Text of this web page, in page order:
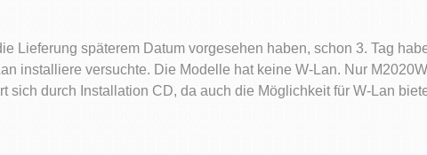
Lieferung späterem Datum vorgesehen haben, schon 3. Tag
installiere versuchte. Die Modelle hat keine W-Lan. Nur
durch Installation CD, da auch die Möglichkeit für W-Lan